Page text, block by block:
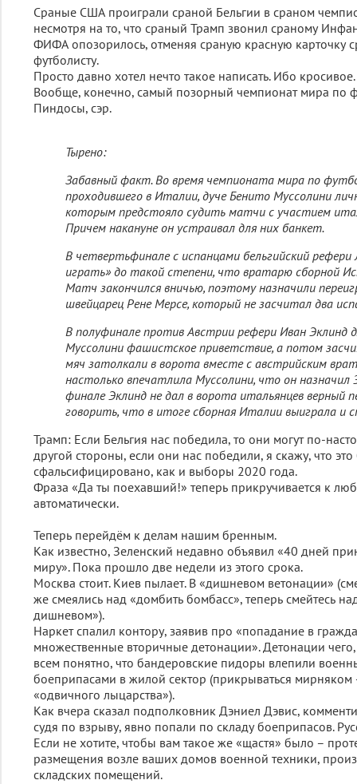
Сраные США проиграли сраной Бельгии в сраном
несмотря на то, что сраный Трамп звонил сраному
ФИФА опозорилось, отменяя сраную красную карточку
футболисту.
Просто давно хотел нечто такое написать. Ибо кросивое.
Вообще, конечно, самый позорный чемпионат мира по
Пиндосы, сэр.
Тырено:
Забавный факт. Во время чемпионата мира по
проходившего в Италии, дуче Бенито Муссолини
которым предстояло судить матчи с участием
Причем накануне он устраивал для них банкет.
В четвертьфинале с испанцами бельгийский рефери
играть» до такой степени, что вратарю сборной
Матч закончился вничью, поэтому назначили
швейцарец Рене Мерсе, который не засчитал два
В полуфинале против Австрии рефери Иван Эклинд
Муссолини фашистское приветствие, а потом
мяч затолкали в ворота вместе с австрийским
настолько впечатлила Муссолини, что он назначил
финале Эклинд не дал в ворота итальянцев верный
говорить, что в итоге сборная Италии выиграла и
Трамп: Если Бельгия нас победила, то они могут по-
другой стороны, если они нас победили, я скажу, что
сфальсифицировано, как и выборы 2020 года.
Фраза «Да ты поехавший!» теперь прикручивается к
автоматически.
Теперь перейдём к делам нашим бренным.
Как известно, Зеленский недавно объявил «40 дней
миру». Пока прошло две недели из этого срока.
Москва стоит. Киев пылает. В «дишневом ветонации»
же смеялись над «домбить бомбасс», теперь смейтесь
дишневом»).
Наркет спалил контору, заявив про «попадание в
множественные вторичные детонации». Детонации
всем понятно, что бандеровские пидоры влепили
боеприпасами в жилой сектор (прикрываться мирняком
«одвичного лыцарства»).
Как вчера сказал подполковник Дэниел Дэвис,
судя по взрыву, явно попали по складу боеприпасов.
Если не хотите, чтобы вам такое же «щастя» было –
размещения возле ваших домов военной техники,
складских помещений.